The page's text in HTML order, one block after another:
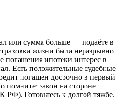
или сумма больше — подаёте в
жизни была неразрывно
погашения ипотеки интерес в
Есть положительные судебные
погашен досрочно в первый
помните: закон на стороне
РФ). Готовьтесь к долгой тяжбе.